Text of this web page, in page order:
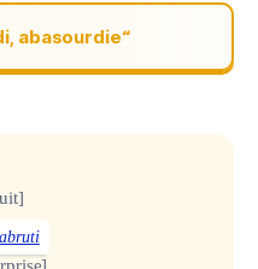
abasourdie“
abruti